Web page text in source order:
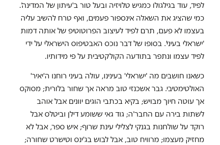
לפיד, עוד בגילגולו כמגיש טלויזיה ובעל טור ב'עיתון של המדינה'.
כמי שהציג את השאלה אינספור פעמים, ואף טרח להשיב עליה
בעצמו לא פעם, תרם לפיד לעיצוב הפרוטוטיפ של אותה דמות
'ישראלי בעיני'. בסופו של דבר נוכס האבטיפוס הישראלי על ידי
לפיד עצמו ונתפר בתודעה הקולקטיבית על פי מידותיו.
כשאנו חושבים מה 'ישראלי' בעינינו, עולה בעיני רוחנו ה'יאיר'
האולטימטיבי. גבר אשכנזי טוב מראה אך שחור בלורית; מסוקס
אך עוטה חיוך מבויש; בקיא בכתבי הוגים יוונים אבל אוהב
לשתות בירה עם החבר'ה; גוד גאי ששומע דילן וביטלס אבל
רוקד על שולחנות בגנקי לצלילי עינת שרוף; איש ספר, אבל לא
מחזיק מעצמו; מרוויח טוב, אבל לבוש בג'ינס וטישרט שחורה;